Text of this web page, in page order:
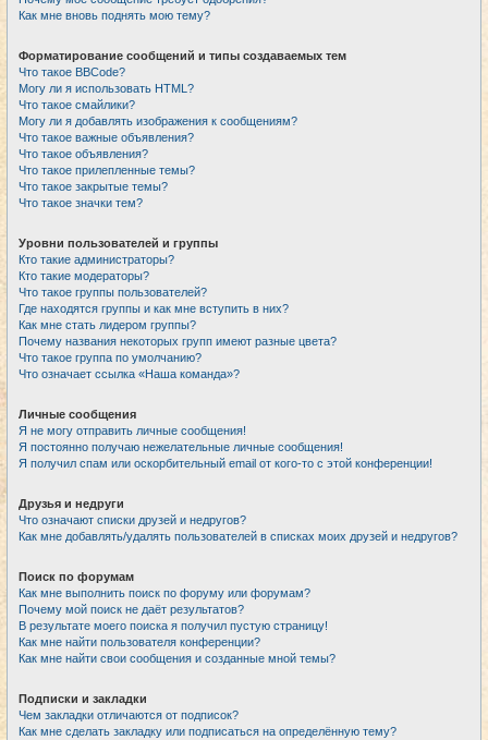
Как мне вновь поднять мою тему?
Форматирование сообщений и типы создаваемых тем
Что такое BBCode?
Могу ли я использовать HTML?
Что такое смайлики?
Могу ли я добавлять изображения к сообщениям?
Что такое важные объявления?
Что такое объявления?
Что такое прилепленные темы?
Что такое закрытые темы?
Что такое значки тем?
Уровни пользователей и группы
Кто такие администраторы?
Кто такие модераторы?
Что такое группы пользователей?
Где находятся группы и как мне вступить в них?
Как мне стать лидером группы?
Почему названия некоторых групп имеют разные цвета?
Что такое группа по умолчанию?
Что означает ссылка «Наша команда»?
Личные сообщения
Я не могу отправить личные сообщения!
Я постоянно получаю нежелательные личные сообщения!
Я получил спам или оскорбительный email от кого-то с этой конференции!
Друзья и недруги
Что означают списки друзей и недругов?
Как мне добавлять/удалять пользователей в списках моих друзей и недругов?
Поиск по форумам
Как мне выполнить поиск по форуму или форумам?
Почему мой поиск не даёт результатов?
В результате моего поиска я получил пустую страницу!
Как мне найти пользователя конференции?
Как мне найти свои сообщения и созданные мной темы?
Подписки и закладки
Чем закладки отличаются от подписок?
Как мне сделать закладку или подписаться на определённую тему?